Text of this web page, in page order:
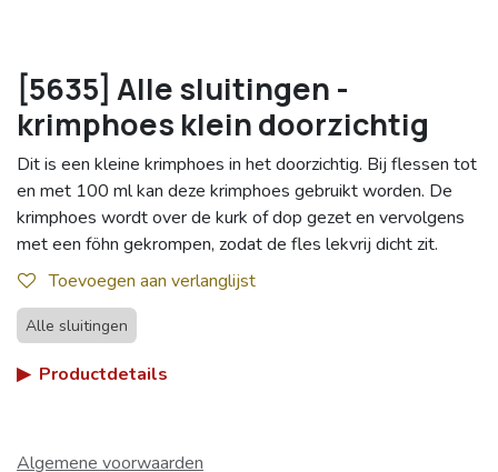
[5635] Alle sluitingen -
krimphoes klein doorzichtig
Dit is een kleine krimphoes in het doorzichtig. Bij flessen tot
en met 100 ml kan deze krimphoes gebruikt worden. De
krimphoes wordt over de kurk of dop gezet en vervolgens
met een föhn gekrompen, zodat de fles lekvrij dicht zit.
Toevoegen aan verlanglijst
Alle sluitingen
▶ Productdetails
Algemene voorwaarden